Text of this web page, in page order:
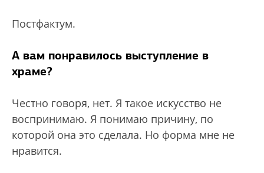
Постфактум.
А вам понравилось выступление в
храме?
Честно говоря, нет. Я такое искусство не
воспринимаю. Я понимаю причину, по
которой она это сделала. Но форма мне не
нравится.